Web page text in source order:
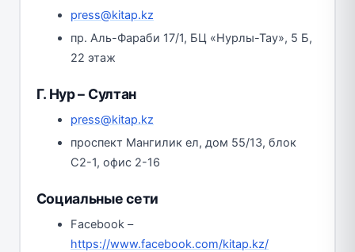
press@kitap.kz
пр. Аль-Фараби 17/1, БЦ «Нурлы-Тау», 5 Б,
22 этаж
Г. Нур – Султан
press@kitap.kz
проспект Мангилик ел, дом 55/13, блок
С2-1, офис 2-16
Социальные сети
Facebook –
https://www.facebook.com/kitap.kz/